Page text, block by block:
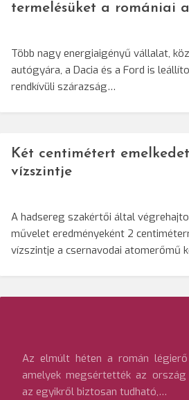
termelésüket a romániai
Több nagy energiaigényű vállalat,
autógyára, a Dacia és a Ford is
rendkívüli szárazság…
Két centimétert
vízszintje
A hadsereg szakértői által
művelet eredményeként 2
vízszintje a csernavodai atomerőmű
Az elmúlt héten a román
amelyek megsértették az
az egyikről biztosan tudható,…